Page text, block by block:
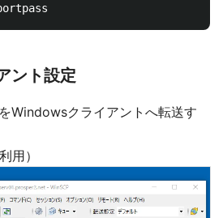
ント設定
Windowsクライアントへ転送す
用）